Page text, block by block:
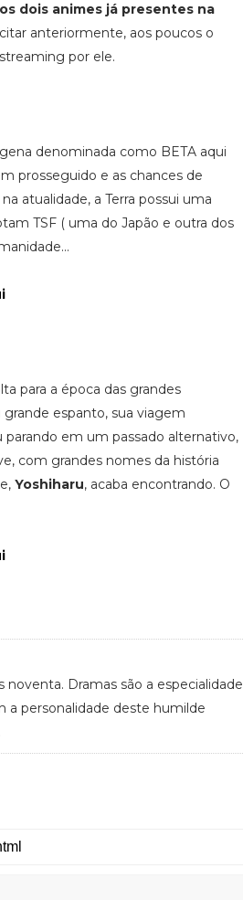
dois animes já presentes na
anteriormente, aos poucos o
por ele.
denominada como BETA aqui
prosseguido e as chances de
atualidade, a Terra possui uma
TSF ( uma do Japão e outra dos
para a época das grandes
grande espanto, sua viagem
em um passado alternativo,
com grandes nomes da história
Yoshiharu, acaba encontrando. O
Dramas são a especialidade
a personalidade deste humilde